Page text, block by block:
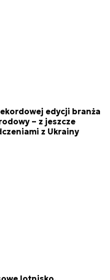
edycji branża
– z jeszcze
z Ukrainy